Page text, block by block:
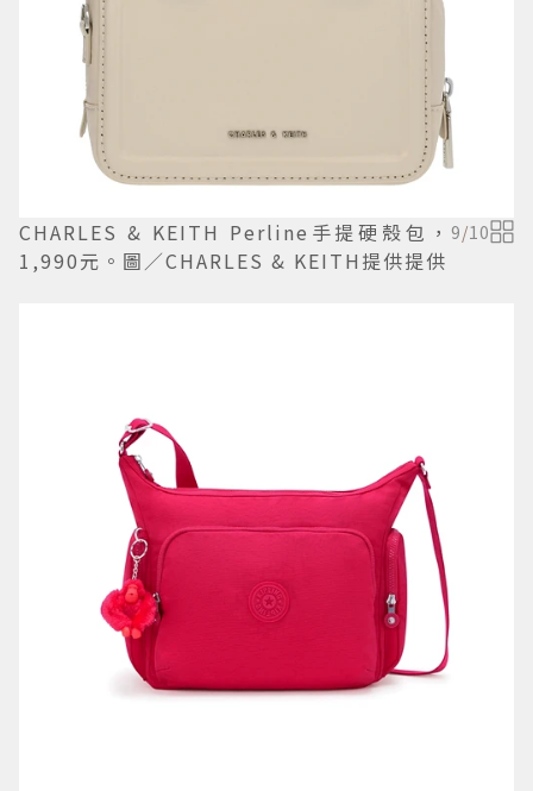
CHARLES & KEITH Perline手提硬殼包，
1,990元。圖／CHARLES & KEITH提供提供
9/10